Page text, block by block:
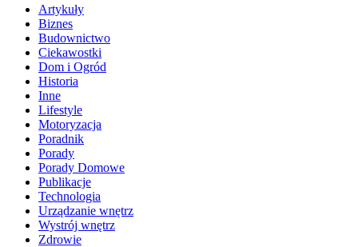
Artykuły
Biznes
Budownictwo
Ciekawostki
Dom i Ogród
Historia
Inne
Lifestyle
Motoryzacja
Poradnik
Porady
Porady Domowe
Publikacje
Technologia
Urządzanie wnętrz
Wystrój wnętrz
Zdrowie